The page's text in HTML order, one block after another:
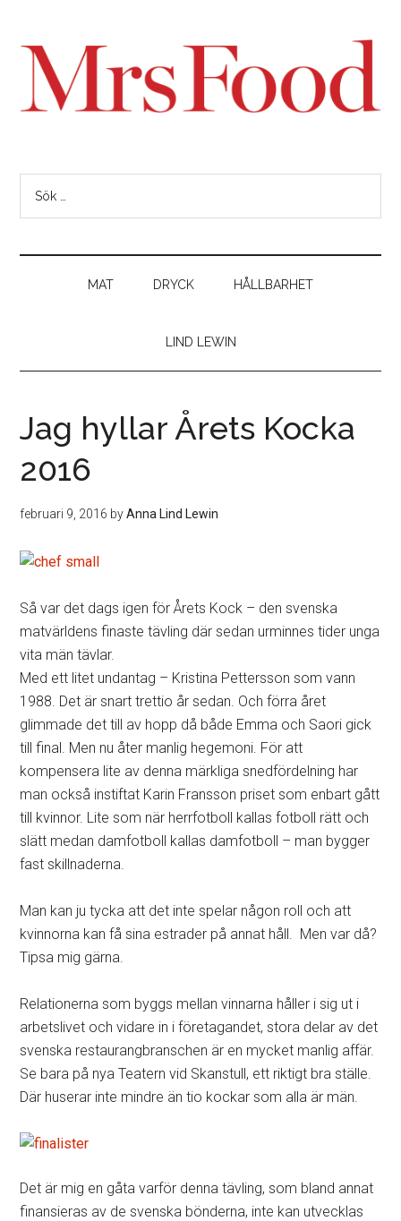
MAT DRYCK HÅLLBARHET
LIND LEWIN
Jag hyllar Årets Kocka
2016
februari 9, 2016 byAnna Lind Lewin
Så var det dags igen för Årets Kock – den svenska
matvärldens finaste tävling där sedan urminnes tider unga
vita män tävlar.
Med ett litet undantag – Kristina Pettersson som vann
1988. Det är snart trettio år sedan. Och förra året
glimmade det till av hopp då både Emma och Saori gick
till final. Men nu åter manlig hegemoni. För att
kompensera lite av denna märkliga snedfördelning har
man också instiftat Karin Fransson priset som enbart gått
till kvinnor. Lite som när herrfotboll kallas fotboll rätt och
slätt medan damfotboll kallas damfotboll – man bygger
fast skillnaderna.
Man kan ju tycka att det inte spelar någon roll och att
kvinnorna kan få sina estrader på annat håll. Men var då?
Tipsa mig gärna.
Relationerna som byggs mellan vinnarna håller i sig ut i
arbetslivet och vidare in i företagandet, stora delar av det
svenska restaurangbranschen är en mycket manlig affär.
Se bara på nya Teatern vid Skanstull, ett riktigt bra ställe.
Där huserar inte mindre än tio kockar som alla är män.
Det är mig en gåta varför denna tävling, som bland annat
finansieras av de svenska bönderna, inte kan utvecklas